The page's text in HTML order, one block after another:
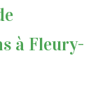
à Fleury-